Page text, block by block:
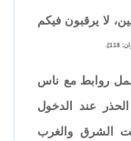
لا يرقبون فيكم
روابط مع ناس
عند الدخول
الشرق والغرب